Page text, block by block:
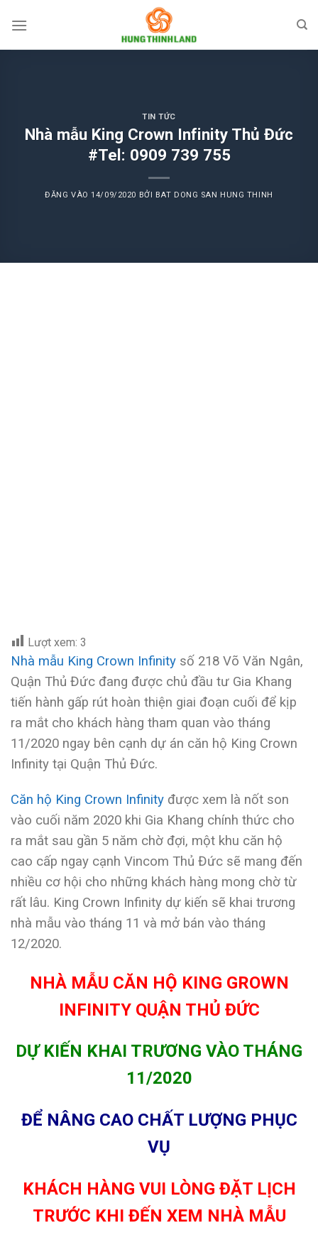
qua
TIN TỨC
Nhà mẫu King Crown Infinity Thủ Đức
#Tel: 0909 739 755
ĐĂNG VÀO14/09/2020 BỞI BAT DONG SAN HUNG THINH
Lượt xem: 3
Nhà mẫu King Crown Infinity số 218 Võ Văn Ngân,
Quận Thủ Đức đang được chủ đầu tư Gia Khang
tiến hành gấp rút hoàn thiện giai đoạn cuối để kịp
ra mắt cho khách hàng tham quan vào tháng
11/2020 ngay bên cạnh dự án căn hộ King Crown
Infinity tại Quận Thủ Đức.
Căn hộ King Crown Infinity được xem là nốt son
vào cuối năm 2020 khi Gia Khang chính thức cho
ra mắt sau gần 5 năm chờ đợi, một khu căn hộ
cao cấp ngay cạnh Vincom Thủ Đức sẽ mang đến
nhiều cơ hội cho những khách hàng mong chờ từ
rất lâu. King Crown Infinity dự kiến sẽ khai trương
nhà mẫu vào tháng 11 và mở bán vào tháng
12/2020.
NHÀ MẪU CĂN HỘ KING GROWN
INFINITY QUẬN THỦ ĐỨC
DỰ KIẾN KHAI TRƯƠNG VÀO THÁNG
11/2020
ĐỂ NÂNG CAO CHẤT LƯỢNG PHỤC
VỤ
KHÁCH HÀNG VUI LÒNG ĐẶT LỊCH
TRƯỚC KHI ĐẾN XEM NHÀ MẪU